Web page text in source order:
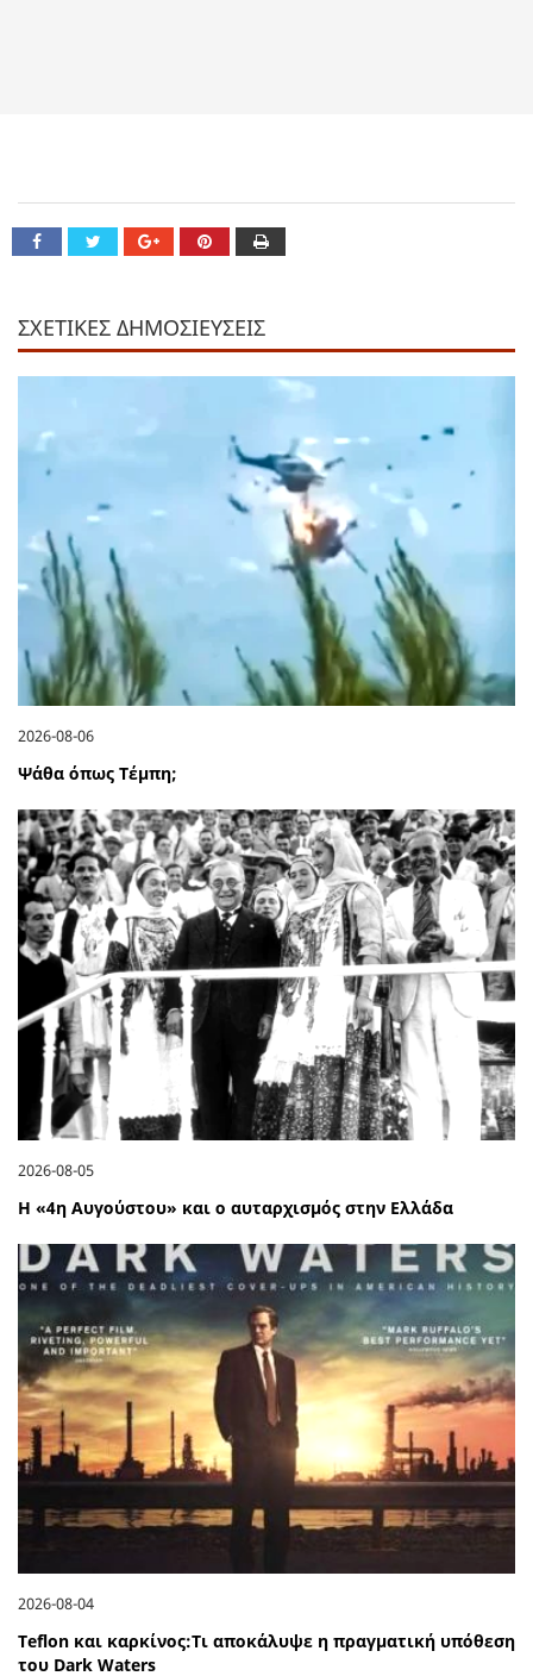
ΣΧΕΤΙΚΕΣ ΔΗΜΟΣΙΕΥΣΕΙΣ
2026-08-06
Ψάθα όπως Τέμπη;
2026-08-05
Η «4η Αυγούστου» και ο αυταρχισμός στην Ελλάδα
2026-08-04
Teflon και καρκίνος:Τι αποκάλυψε η πραγματική υπόθεση
του Dark Waters